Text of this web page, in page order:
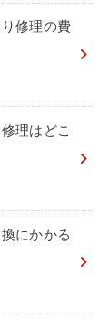
修理の費
理はどこ
にかかる